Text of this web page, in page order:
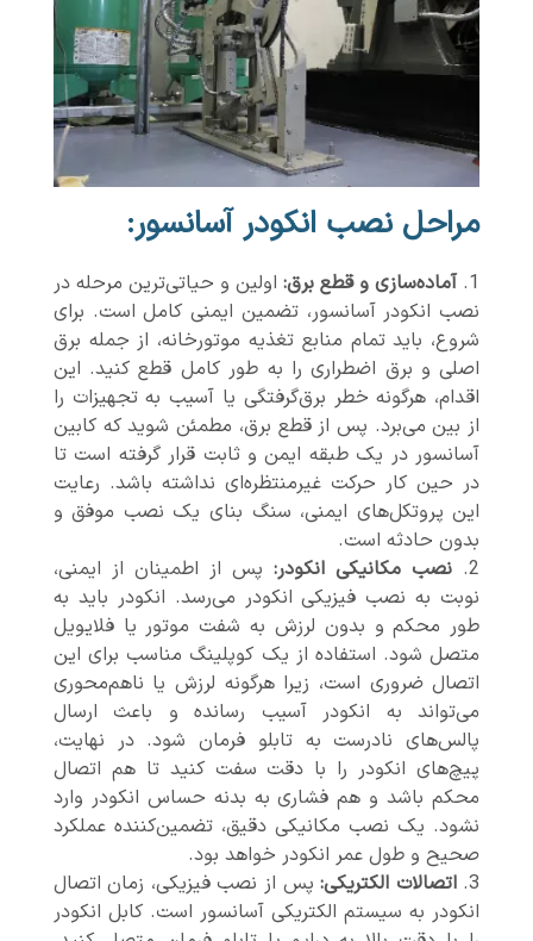
مراحل نصب انکودر آسانسور:
آماده‌سازی و قطع برق:اولین و حیاتی‌ترین مرحله در
نصب انکودر آسانسور، تضمین ایمنی کامل است. برای
شروع، باید تمام منابع تغذیه موتورخانه، از جمله برق
اصلی و برق اضطراری را به طور کامل قطع کنید. این
اقدام، هرگونه خطر برق‌گرفتگی یا آسیب به تجهیزات را
از بین می‌برد. پس از قطع برق، مطمئن شوید که کابین
آسانسور در یک طبقه ایمن و ثابت قرار گرفته است تا
در حین کار حرکت غیرمنتظره‌ای نداشته باشد. رعایت
این پروتکل‌های ایمنی، سنگ بنای یک نصب موفق و
بدون حادثه است.
نصب مکانیکی انکودر:پس از اطمینان از ایمنی،
نوبت به نصب فیزیکی انکودر می‌رسد. انکودر باید به
طور محکم و بدون لرزش به شفت موتور یا فلایویل
متصل شود. استفاده از یک کوپلینگ مناسب برای این
اتصال ضروری است، زیرا هرگونه لرزش یا ناهم‌محوری
می‌تواند به انکودر آسیب رسانده و باعث ارسال
پالس‌های نادرست به تابلو فرمان شود. در نهایت،
پیچ‌های انکودر را با دقت سفت کنید تا هم اتصال
محکم باشد و هم فشاری به بدنه حساس انکودر وارد
نشود. یک نصب مکانیکی دقیق، تضمین‌کننده عملکرد
صحیح و طول عمر انکودر خواهد بود.
اتصالات الکتریکی:پس از نصب فیزیکی، زمان اتصال
انکودر به سیستم الکتریکی آسانسور است. کابل انکودر